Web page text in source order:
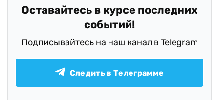
Оставайтесь в курсе последних
событий!
Подписывайтесь на наш канал в Telegram
Следить в Телеграмме